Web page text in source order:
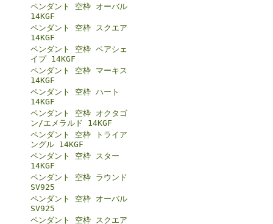
ペンダント 空枠 オーバル
14KGF
ペンダント 空枠 スクエア
14KGF
ペンダント 空枠 ペアシェ
イプ 14KGF
ペンダント 空枠 マーキス
14KGF
ペンダント 空枠 ハート
14KGF
ペンダント 空枠 オクタゴ
ン/エメラルド 14KGF
ペンダント 空枠 トライア
ングル 14KGF
ペンダント 空枠 スター
14KGF
ペンダント 空枠 ラウンド
SV925
ペンダント 空枠 オーバル
SV925
ペンダント 空枠 スクエア